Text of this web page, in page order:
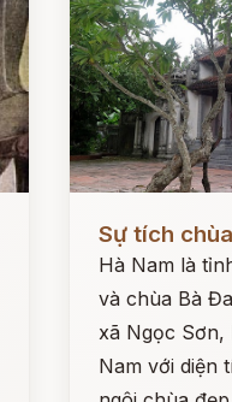
Sự tích
Hà Nam là
và chùa Bà
xã Ngọc Sơn,
Nam với diện